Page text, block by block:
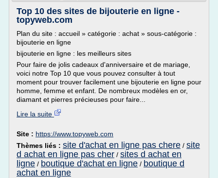
Top 10 des sites de bijouterie en ligne -
topyweb.com
Plan du site : accueil » catégorie : achat » sous-catégorie :
bijouterie en ligne
bijouterie en ligne : les meilleurs sites
Pour faire de jolis cadeaux d'anniversaire et de mariage,
voici notre Top 10 que vous pouvez consulter à tout
moment pour trouver facilement une bijouterie en ligne pour
homme, femme et enfant. De nombreux modèles en or,
diamant et pierres précieuses pour faire...
Lire la suite
Site : https://www.topyweb.com
Thèmes liés : site d'achat en ligne pas chere / site
d achat en ligne pas cher / sites d achat en
ligne / boutique d'achat en ligne / boutique d
achat en ligne